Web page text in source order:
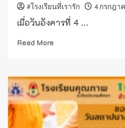
ทางการ
ศึกษา
ปี
2566
#โรงเรียนที่เรารัก 4 กรกฎา
เมื่อวันอังคารที่ 4 ...
Read MoreRead
ประเมิน
เตรียม
ความ
พร้อม
อย่าง